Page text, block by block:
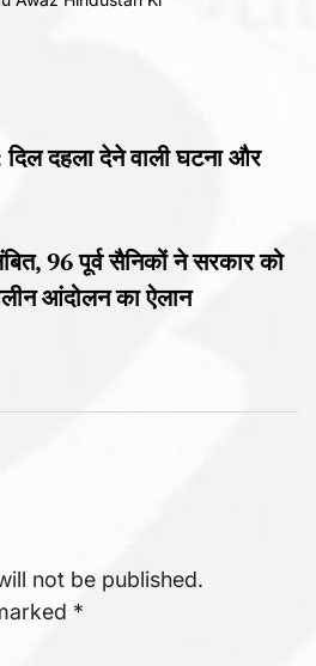
दहला देने वाली घटना और
96 पूर्व सैनिकों ने सरकार को
आंदोलन का ऐलान
not be published.
*